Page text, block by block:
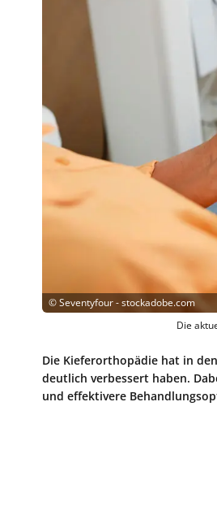
©Seventyfour - stockadobe.com
Die
Die Kieferorthopädie hat in
deutlich verbessert haben.
und effektivere